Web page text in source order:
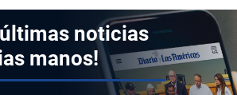
últimas noticias
manos!